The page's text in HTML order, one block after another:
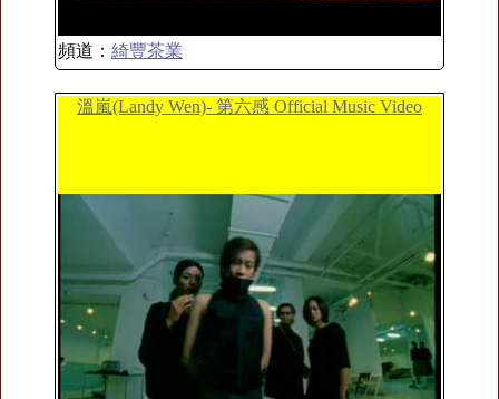
頻道： 綺豐茶業
溫嵐(Landy Wen)- 第六感 Official Music Video